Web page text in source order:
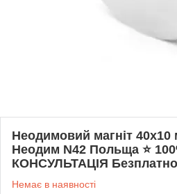
Неодимовий магніт
Неодим N42 Польща ⭐
КОНСУЛЬТАЦІЯ Безплатно
Немає в наявності